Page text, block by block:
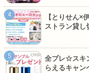
【とりせん×
ストラン貸し
全プレ☆スキ
らえるキャン